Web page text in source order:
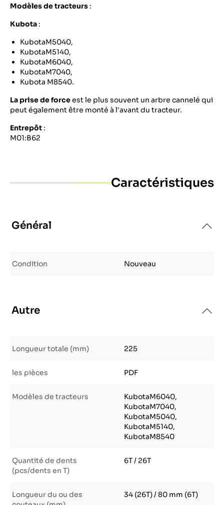
Modèles de tracteurs :
Kubota :
KubotaM5040,
KubotaM5140,
KubotaM6040,
KubotaM7040,
Kubota M8540.
La prise de forceest le plus souvent un arbre cannelé qui
peut également être monté à l'avant du tracteur.
Entrepôt :
M01:B62
Caractéristiques
Général
Condition Nouveau
Autre
Longueur totale (mm) 225
les pièces PDF
Modèles de tracteurs
KubotaM6040,
KubotaM7040,
KubotaM5040,
KubotaM5140,
KubotaM8540
Quantité de dents
(pcs/dents en T)
6T / 26T
Longueur du ou des
34 (26T) / 80 mm (6T)